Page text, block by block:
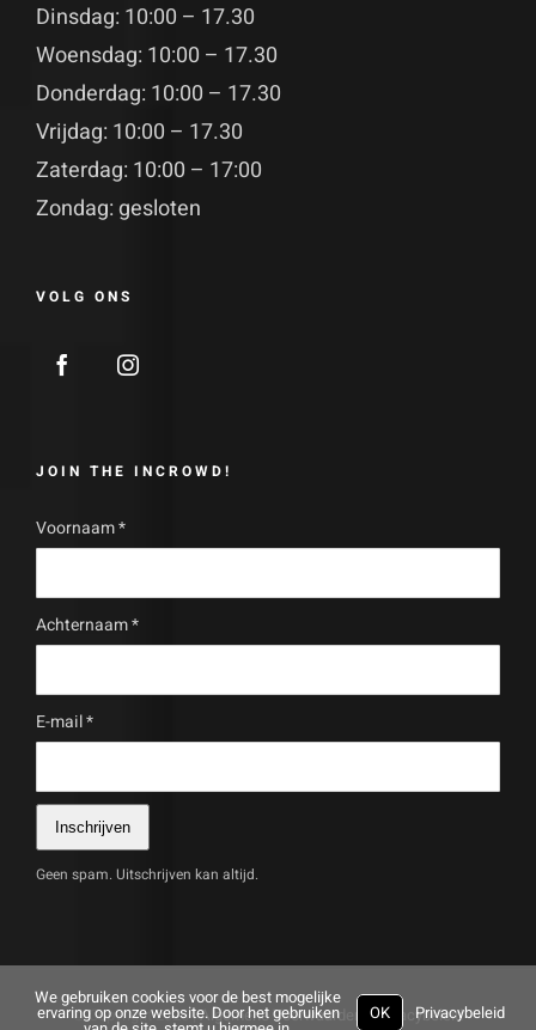
Dinsdag: 10:00 – 17.30
Woensdag: 10:00 – 17.30
Donderdag: 10:00 – 17.30
Vrijdag: 10:00 – 17.30
Zaterdag: 10:00 – 17:00
Zondag: gesloten
VOLG ONS
JOIN THE INCROWD!
Voornaam*
Achternaam*
E-mail*
Inschrijven
Geen spam. Uitschrijven kan altijd.
© Copyright2026 |Algemene Voorwaarden |Privacybeleid
We gebruiken cookies voor de best mogelijke
ervaring op onze website. Door het gebruiken OK Privacybeleid